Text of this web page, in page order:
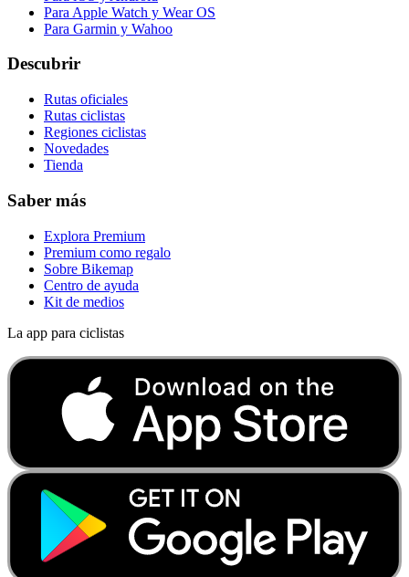
Para Apple Watch y Wear OS
Para Garmin y Wahoo
Descubrir
Rutas oficiales
Rutas ciclistas
Regiones ciclistas
Novedades
Tienda
Saber más
Explora Premium
Premium como regalo
Sobre Bikemap
Centro de ayuda
Kit de medios
La app para ciclistas